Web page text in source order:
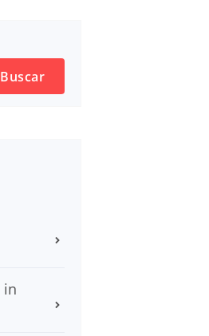
Buscar
in